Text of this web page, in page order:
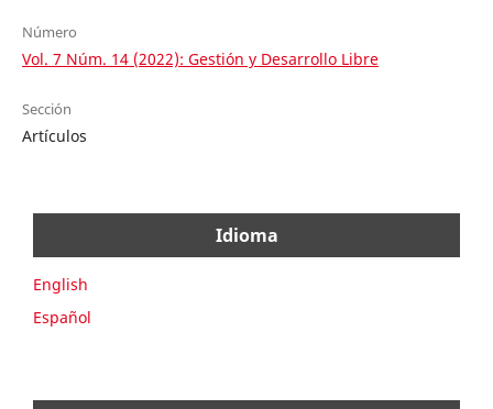
Número
Vol. 7 Núm. 14 (2022): Gestión y Desarrollo Libre
Sección
Artículos
Idioma
English
Español